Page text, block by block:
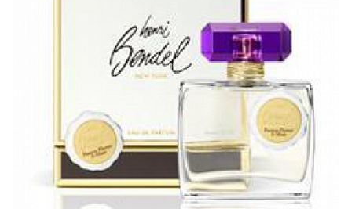
ссылку
Telegram
WhatsApp
Viber
ВКонтакте
Одноклассники